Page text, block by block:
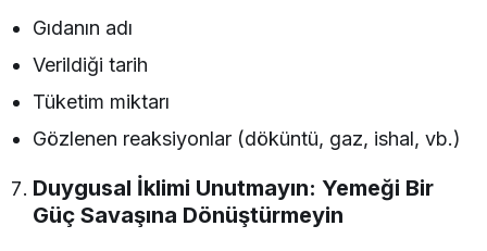
Gıdanın adı
Verildiği tarih
Tüketim miktarı
Gözlenen reaksiyonlar (döküntü, gaz, ishal, vb.)
Duygusal İklimi Unutmayın: Yemeği Bir
Güç Savaşına Dönüştürmeyin